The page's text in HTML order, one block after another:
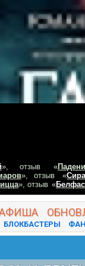
», отзыв «
», отзыв «
», отзыв «
БЛОКБАСТЕРЫ